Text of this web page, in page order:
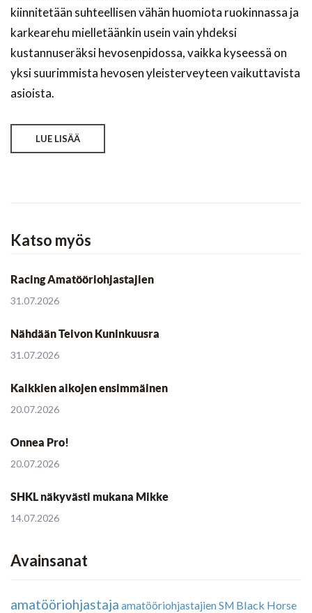
kiinnitetään suhteellisen vähän huomiota ruokinnassa ja
karkearehu mielletäänkin usein vain yhdeksi
kustannuseräksi hevosenpidossa, vaikka kyseessä on
yksi suurimmista hevosen yleisterveyteen vaikuttavista
asioista.
LUE LISÄÄ
Katso myös
Racing Amatööriohjastajien
31.07.2026
Nähdään Teivon Kuninkuusra
31.07.2026
Kaikkien aikojen ensimmäinen
20.07.2026
Onnea Pro!
20.07.2026
SHKL näkyvästi mukana Mikke
14.07.2026
Avainsanat
amatööriohjastaja amatööriohjastajien SM Black Horse